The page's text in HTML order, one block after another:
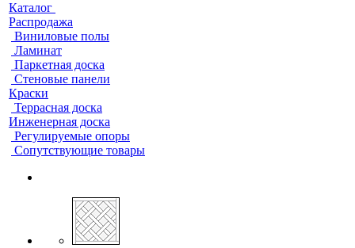
Каталог
Распродажа
Виниловые полы
Ламинат
Паркетная доска
Стеновые панели
Краски
Террасная доска
Инженерная доска
Регулируемые опоры
Сопутствующие товары